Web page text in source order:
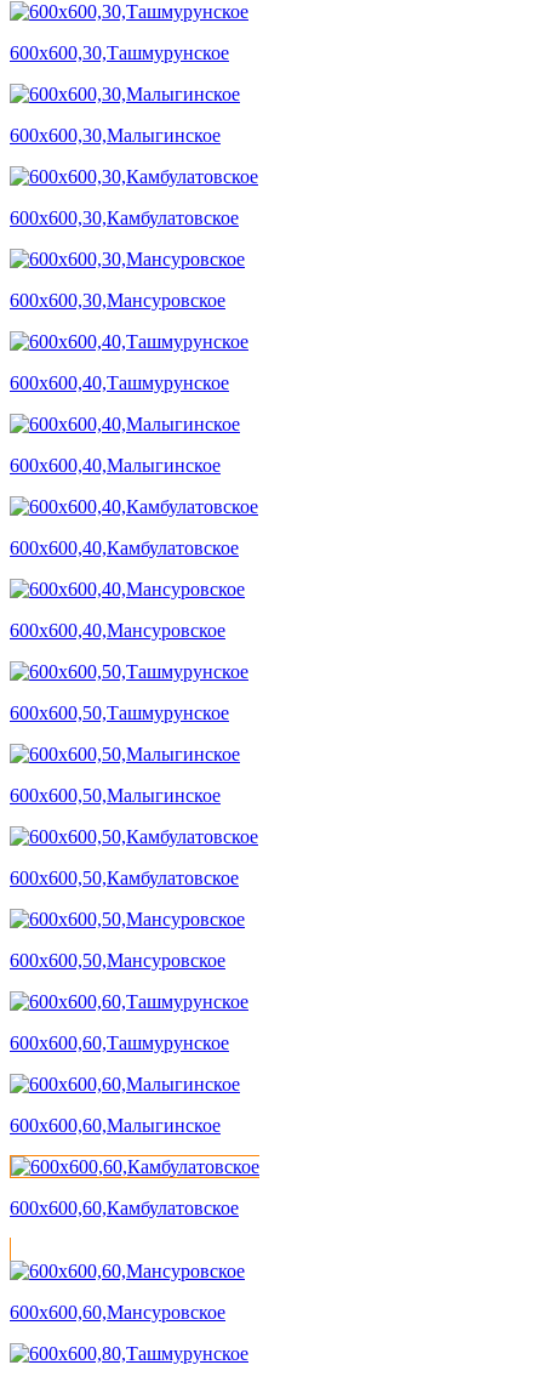
600х600,30,Ташмурунское
600х600,30,Малыгинское
600х600,30,Камбулатовское
600х600,30,Мансуровское
600х600,40,Ташмурунское
600х600,40,Малыгинское
600х600,40,Камбулатовское
600х600,40,Мансуровское
600х600,50,Ташмурунское
600х600,50,Малыгинское
600х600,50,Камбулатовское
600х600,50,Мансуровское
600х600,60,Ташмурунское
600х600,60,Малыгинское
600х600,60,Камбулатовское
600х600,60,Мансуровское